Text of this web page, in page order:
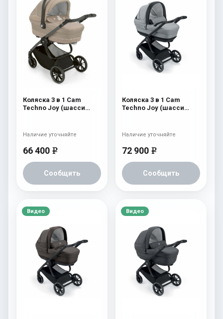
Коляска 3 в 1 Cam
Techno Joy (шасси
66 400 e
Сообщить
Наличие уточняйте
Коляска 3 в 1 Cam
Techno Joy (шасси
72 900 e
Сообщить
Наличие уточняйте
Видео Видео